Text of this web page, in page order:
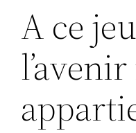
A ce